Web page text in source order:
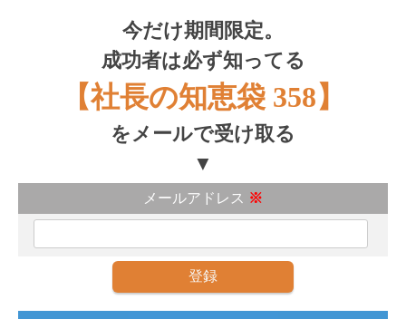
今だけ期間限定。
成功者は必ず知ってる
【社長の知恵袋 358】
をメールで受け取る
▼
メールアドレス ※